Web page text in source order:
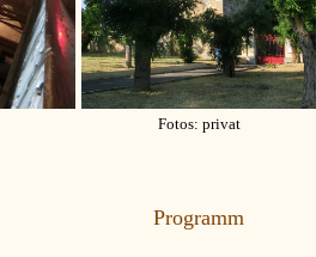
Fotos: privat
Programm